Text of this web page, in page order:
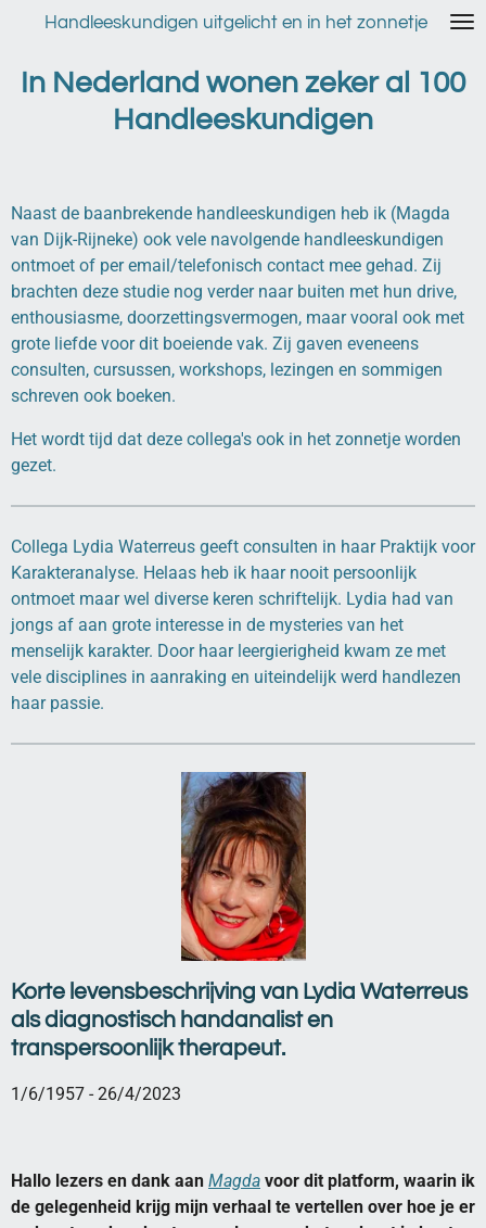
naar
hoofdinhoud
Handleeskundigen uitgelicht en in het zonnetje
In Nederland wonen zeker al 100
Handleeskundigen
Naast de baanbrekende handleeskundigen heb ik (Magda
van Dijk-Rijneke) ook vele navolgende handleeskundigen
ontmoet of per email/telefonisch contact mee gehad. Zij
brachten deze studie nog verder naar buiten met hun drive,
enthousiasme, doorzettingsvermogen, maar vooral ook met
grote liefde voor dit boeiende vak. Zij gaven eveneens
consulten, cursussen, workshops, lezingen en sommigen
schreven ook boeken.
Het wordt tijd dat deze collega's ook in het zonnetje worden
gezet.
Collega Lydia Waterreus geeft consulten in haar Praktijk voor
Karakteranalyse. Helaas heb ik haar nooit persoonlijk
ontmoet maar wel diverse keren schriftelijk. Lydia had van
jongs af aan grote interesse in de mysteries van het
menselijk karakter. Door haar leergierigheid kwam ze met
vele disciplines in aanraking en uiteindelijk werd handlezen
haar passie.
Korte levensbeschrijving van Lydia Waterreus
alsdiagnostisch handanalist en
transpersoonlijk therapeut.
1/6/1957 - 26/4/2023
Hallo lezers en dank aan Magda voor dit platform, waarin ik
de gelegenheid krijg mijn verhaal te vertellen over hoe je er